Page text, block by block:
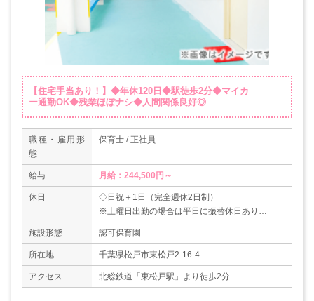
【住宅手当あり！】◆年休120日◆駅徒歩2分◆マイカ
ー通勤OK◆残業ほぼナシ◆人間関係良好◎
職種・雇用形
態
保育士 / 正社員
給与 月給：244,500円～
休日
◇日祝＋1日（完全週休2日制）
※土曜日出勤の場合は平日に振替休日あり
◇有給休暇
◇産休・育休
＊年間休日120日
施設形態 認可保育園
所在地 千葉県松戸市東松戸2-16-4
アクセス 北総鉄道「東松戸駅」より徒歩2分